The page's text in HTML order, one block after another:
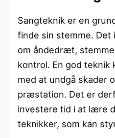
Sangteknik er en
finde sin stemme.
om åndedræt,
kontrol. En god teknik
med at undgå skader
præstation. Det er
investere tid i at lære
teknikker, som kan